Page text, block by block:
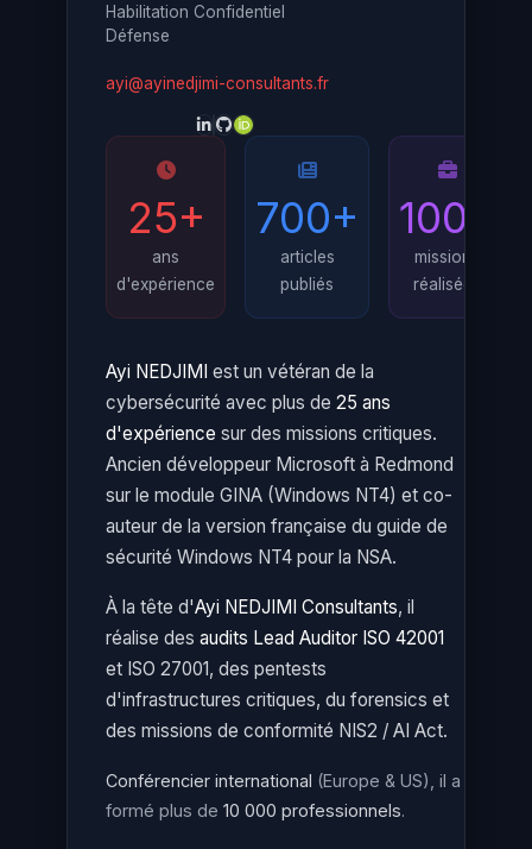
Habilitation Confidentiel
Défense
ayi@ayinedjimi-consultants.fr
25+
ans
d'expérience
700+
articles
publiés
100+
missions
réalisées
Ayi NEDJIMI est un vétéran de la
cybersécurité avec plus de 25 ans
d'expérience sur des missions critiques.
Ancien développeur Microsoft à Redmond
sur le module GINA (Windows NT4) et co-
auteur de la version française du guide de
sécurité Windows NT4 pour la NSA.
À la tête d'Ayi NEDJIMI Consultants, il
réalise des audits Lead Auditor ISO 42001
et ISO 27001, des pentests
d'infrastructures critiques, du forensics et
des missions de conformité NIS2 / AI Act.
Conférencier international (Europe & US), il a
formé plus de 10 000 professionnels.